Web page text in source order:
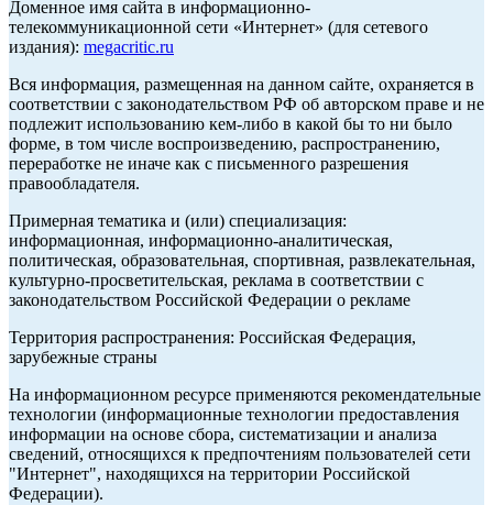
Доменное имя сайта в информационно-
телекоммуникационной сети «Интернет» (для сетевого
издания): megacritic.ru
Вся информация, размещенная на данном сайте, охраняется в
соответствии с законодательством РФ об авторском праве и не
подлежит использованию кем-либо в какой бы то ни было
форме, в том числе воспроизведению, распространению,
переработке не иначе как с письменного разрешения
правообладателя.
Примерная тематика и (или) специализация:
информационная, информационно-аналитическая,
политическая, образовательная, спортивная, развлекательная,
культурно-просветительская, реклама в соответствии с
законодательством Российской Федерации о рекламе
Территория распространения: Российская Федерация,
зарубежные страны
На информационном ресурсе применяются рекомендательные
технологии (информационные технологии предоставления
информации на основе сбора, систематизации и анализа
сведений, относящихся к предпочтениям пользователей сети
"Интернет", находящихся на территории Российской
Федерации).